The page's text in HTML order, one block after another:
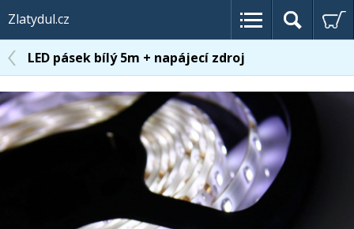
Zlatydul.cz
LED pásek bílý 5m + napájecí zdroj